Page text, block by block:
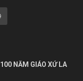
NĂM GIÁO XỨ LA